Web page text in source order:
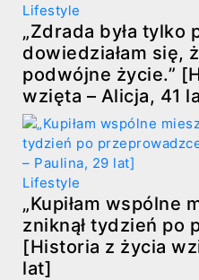
Lifestyle
„Zdrada była tylko
dowiedziałam się,
podwójne życie.”
wzięta – Alicja, 41
Lifestyle
„Kupiłam wspólne
zniknął tydzień po
[Historia z życia
lat]